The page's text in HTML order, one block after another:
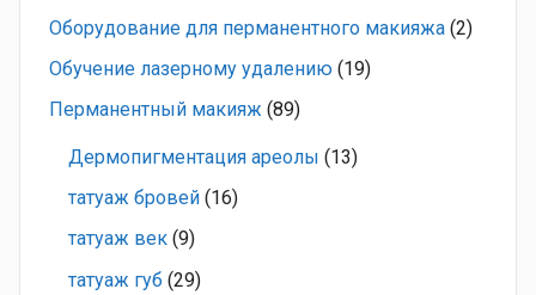
Оборудование для перманентного макияжа (2)
Обучение лазерному удалению (19)
Перманентный макияж (89)
Дермопигментация ареолы (13)
татуаж бровей (16)
татуаж век (9)
татуаж губ (29)